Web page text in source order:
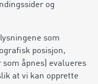
og
som
posisjon,
åpnes) evalueres
at vi kan opprette